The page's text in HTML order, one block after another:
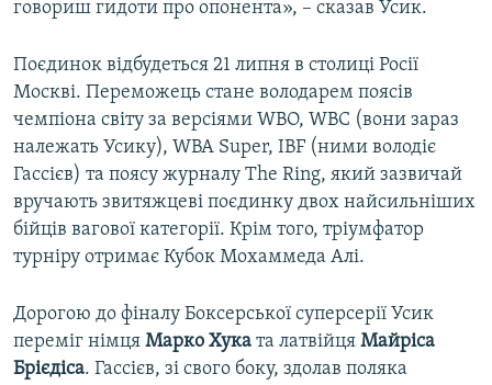
говориш гидоти про опонента», – сказав Усик.
Поєдинок відбудеться 21 липня в столиці Росії
Москві. Переможець стане володарем поясів
чемпіона світу за версіями WBO, WBC (вони зараз
належать Усику), WBA Super, IBF (ними володіє
Гассієв) та поясу журналу The Ring, який зазвичай
вручають звитяжцеві поєдинку двох найсильніших
бійців вагової категорії. Крім того, тріумфатор
турніру отримає Кубок Мохаммеда Алі.
Дорогою до фіналу Боксерської суперсерії Усик
переміг німця Марко Хука та латвійця Майріса
Брієдіса. Гассієв, зі свого боку, здолав поляка